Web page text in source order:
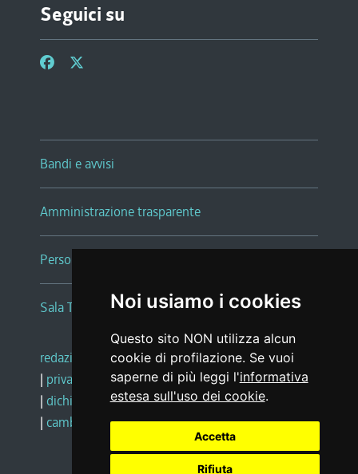
Noi usiamo i cookies
Questo sito NON utilizza alcun
cookie di profilazione. Se vuoi
saperne di più leggi l'informativa
estesa sull'uso dei cookie.
Accetta
Rifiuta
Seguici su
Bandi e avvisi
Amministrazione trasparente
Persone e Uffici
Sala Tiziano Tessitori
redazione web |note legali |glossario
| privacy
social media policy
| dichiarazione di accessibilità |feedback
| cambio preferenze cookie